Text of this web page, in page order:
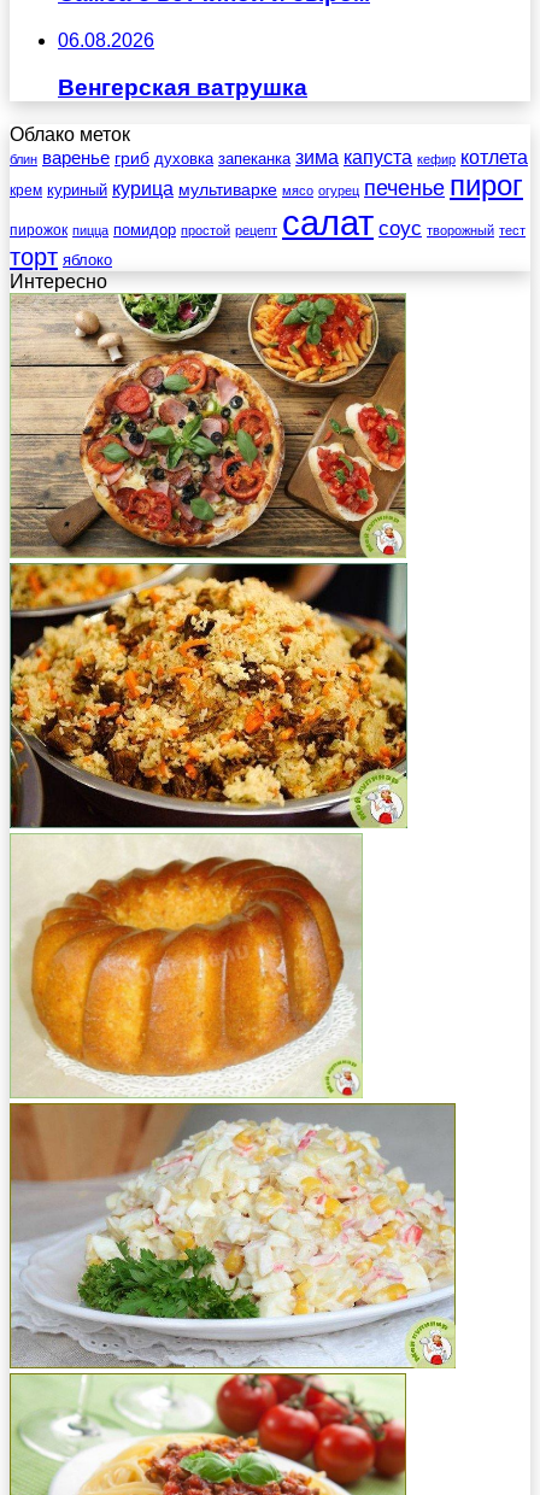
06.08.2026
Венгерская ватрушка
Облако меток
блин варенье гриб духовка запеканка зима капуста кефир котлета
крем куриный курица мультиварке мясо огурец печенье пирог
пирожок пицца помидор простой рецепт салат соус творожный тест
торт яблоко
Интересно